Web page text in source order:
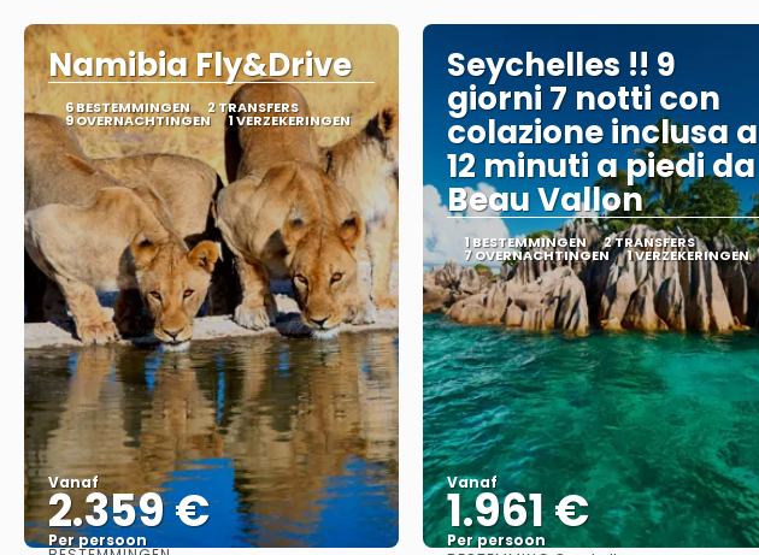
Namibia Fly&Drive
6 BESTEMMINGEN 2 TRANSFERS
9 OVERNACHTINGEN 1 VERZEKERINGEN
Vanaf
2.359 €
Per persoon
Seychelles !! 9
giorni 7 notti con
colazione inclusa a
12 minuti a piedi da
Beau Vallon
1 BESTEMMINGEN 2 TRANSFERS
7 OVERNACHTINGEN 1 VERZEKERINGEN
Vanaf
1.961 €
Per persoon